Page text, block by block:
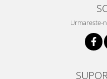
Urmareste-